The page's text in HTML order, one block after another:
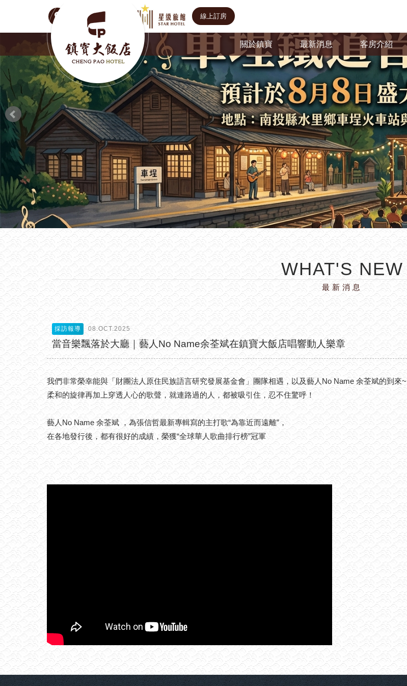
Select Language 線上訂房
關於鎮寶 最新消息 客房介紹
WHAT'S NEW
最新消息
採訪報導 08.OCT.2025
當音樂飄落於大廳｜藝人No Name余荃斌在鎮寶大飯店唱響動人樂章
我們非常榮幸能與「財團法人原住民族語言研究發展基金會」團隊相遇，以及藝人No Name 余荃斌的到來~
柔和的旋律再加上穿透人心的歌聲，就連路過的人，都被吸引住，忍不住驚呼！
藝人No Name 余荃斌 ，為張信哲最新專輯寫的主打歌“為靠近而遠離”，
在各地發行後，都有很好的成績，榮獲“全球華人歌曲排行榜”冠軍